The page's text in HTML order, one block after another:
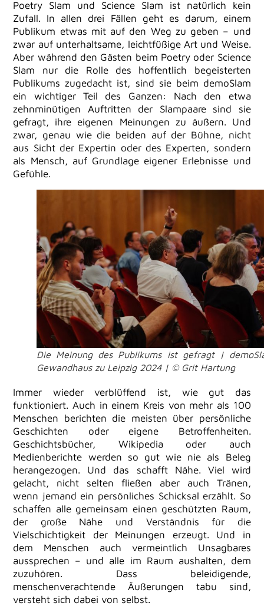
Poetry Slam und Science Slam ist natürlich kein
Zufall. In allen drei Fällen geht es darum, einem
Publikum etwas mit auf den Weg zu geben – und
zwar auf unterhaltsame, leichtfüßige Art und Weise.
Aber während den Gästen beim Poetry oder Science
Slam nur die Rolle des hoffentlich begeisterten
Publikums zugedacht ist, sind sie beim demoSlam
ein wichtiger Teil des Ganzen: Nach den etwa
zehnminütigen Auftritten der Slampaare sind sie
gefragt, ihre eigenen Meinungen zu äußern. Und
zwar, genau wie die beiden auf der Bühne, nicht
aus Sicht der Expertin oder des Experten, sondern
als Mensch, auf Grundlage eigener Erlebnisse und
Gefühle.
Die Meinung des Publikums ist gefragt |
Gewandhaus zu Leipzig 2024 | © Grit Hartung
Immer wieder verblüffend ist, wie gut das
funktioniert. Auch in einem Kreis von mehr als 100
Menschen berichten die meisten über persönliche
Geschichten oder eigene Betroffenheiten.
Geschichtsbücher, Wikipedia oder auch
Medienberichte werden so gut wie nie als Beleg
herangezogen. Und das schafft Nähe. Viel wird
gelacht, nicht selten fließen aber auch Tränen,
wenn jemand ein persönliches Schicksal erzählt. So
schaffen alle gemeinsam einen geschützten Raum,
der große Nähe und Verständnis für die
Vielschichtigkeit der Meinungen erzeugt. Und in
dem Menschen auch vermeintlich Unsagbares
aussprechen – und alle im Raum aushalten, dem
zuzuhören. Dass beleidigende,
menschenverachtende Äußerungen tabu sind,
versteht sich dabei von selbst.